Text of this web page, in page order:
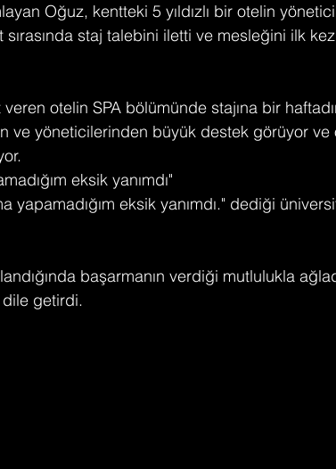
Oğuz, kentteki 5 yıldızlı bir otelin
sırasında staj talebini iletti ve mesleğini ilk
otelin SPA bölümünde stajına bir
ve yöneticilerinden büyük destek görüyor ve
eksik yanımdı"
yapamadığım eksik yanımdı." dediği
başarmanın verdiği mutlulukla
getirdi.